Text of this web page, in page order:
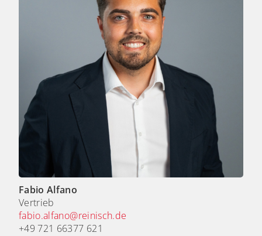
Fabio Alfano
Vertrieb
fabio.alfano@reinisch.de
+49 721 66377 621